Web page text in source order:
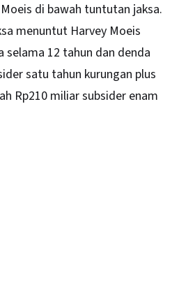
di bawah tuntutan jaksa.
menuntut Harvey Moeis
selama 12 tahun dan denda
satu tahun kurungan plus
Rp210 miliar subsider enam